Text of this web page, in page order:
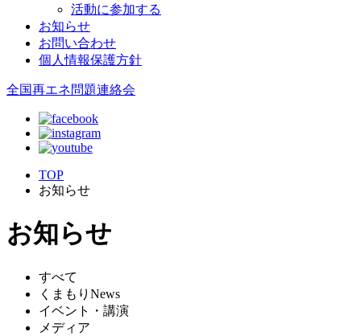
活動に参加する
お知らせ
お問い合わせ
個人情報保護方針
全国再エネ問題連絡会
TOP
お知らせ
お知らせ
すべて
くまもりNews
イベント・講演
メディア